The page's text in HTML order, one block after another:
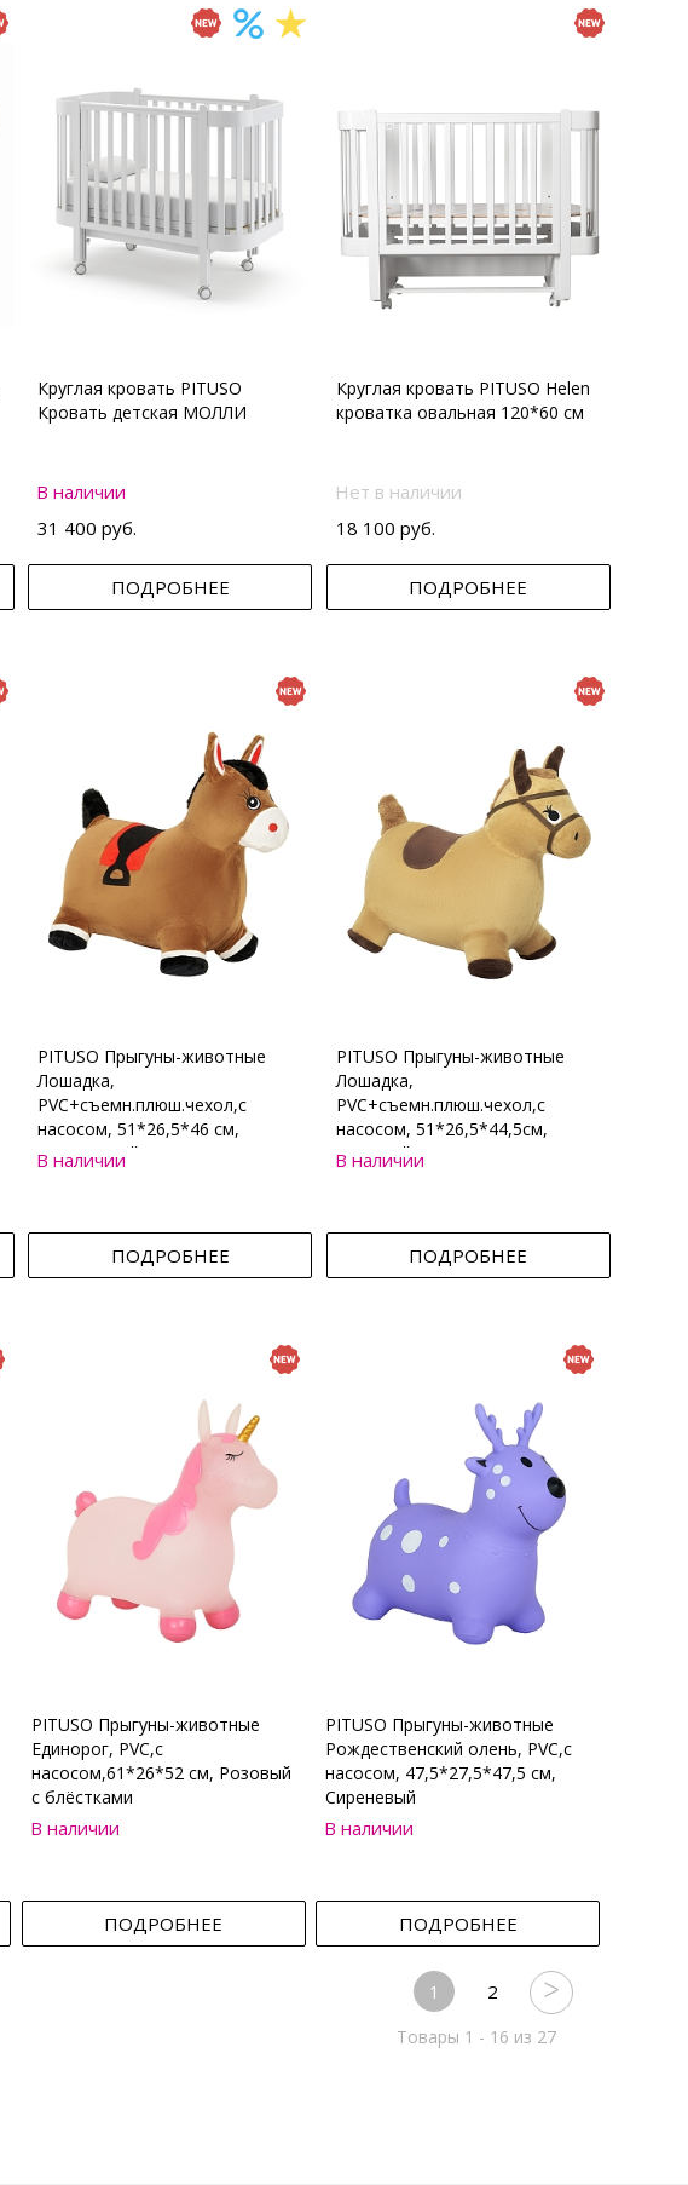
Круглая кровать PITUSO
Кровать детская МОЛЛИ
В наличии
31 400 руб.
ПОДРОБНЕЕ
Круглая кровать PITUSO Helen
кроватка овальная 120*60 см
Нет в наличии
18 100 руб.
ПОДРОБНЕЕ
PITUSO Прыгуны-животные
Лошадка,
PVC+съемн.плюш.чехол,с
насосом, 51*26,5*46 см,
Коричневый
В наличии
ПОДРОБНЕЕ
PITUSO Прыгуны-животные
Лошадка,
PVC+съемн.плюш.чехол,с
насосом, 51*26,5*44,5см,
Бежевый
В наличии
ПОДРОБНЕЕ
PITUSO Прыгуны-животные
Единорог, PVC,с
насосом,61*26*52 см, Розовый
с блёстками
В наличии
ПОДРОБНЕЕ
PITUSO Прыгуны-животные
Рождественский олень, PVC,с
насосом, 47,5*27,5*47,5 см,
Сиреневый
В наличии
ПОДРОБНЕЕ
1 2
Товары 1 - 16 из 27